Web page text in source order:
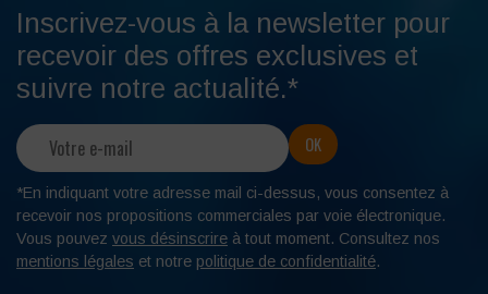
Inscrivez-vous à la newsletter pour
recevoir des offres exclusives et
suivre notre actualité.*
*En indiquant votre adresse mail ci-dessus, vous consentez à
recevoir nos propositions commerciales par voie électronique.
Vous pouvez vous désinscrire à tout moment. Consultez nos
mentions légales et notre politique de confidentialité.